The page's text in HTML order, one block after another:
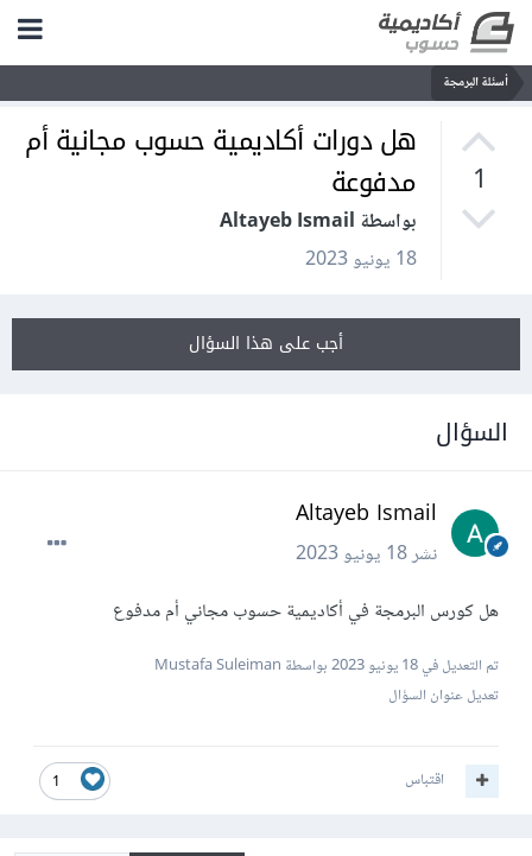
أسئلة البرمجة
1
هل دورات أكاديمية حسوب مجانية أم
مدفوعة
بواسطة Altayeb Ismail
18 يونيو 2023
أجب على هذا السؤال
السؤال
Altayeb Ismail
نشر18 يونيو 2023
هل كورس البرمجة في أكاديمية حسوب مجاني أم مدفوع
تم التعديل في18 يونيو 2023
بواسطة Mustafa Suleiman
تعديل عنوان السؤال
1 اقتباس